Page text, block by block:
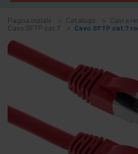
Accessori FireWire
+
Adattatore Bluetooth e accessori
Porta parallela
+
Interface serial
Cavi e adattatore MIDI
+
Cavi e accessori USB
+
Cavi CISCO
Pagina iniziale Catalogo Cavi e
Cavo SFTP cat.7
Cavo SFTP cat.7